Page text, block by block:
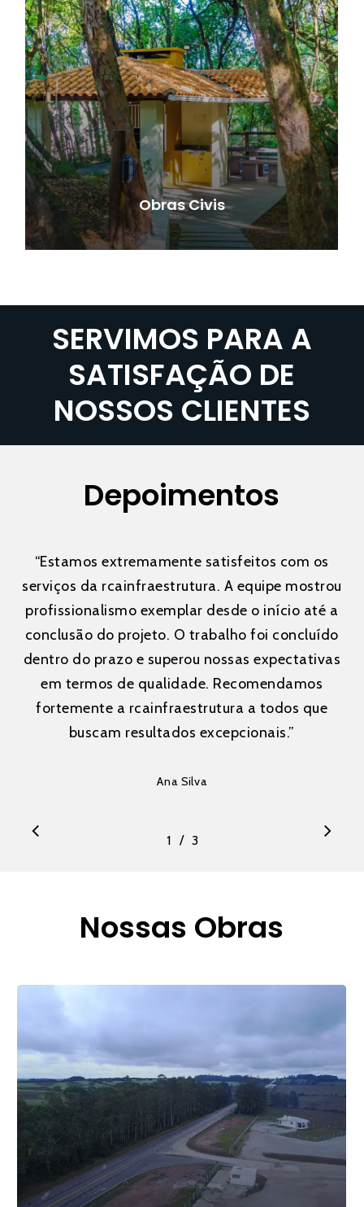
Obras Civis
SERVIMOS PARA A
SATISFAÇÃO DE
NOSSOS CLIENTES
Depoimentos
“Estamos extremamente satisfeitos com os
serviços da rcainfraestrutura. A equipe mostrou
profissionalismo exemplar desde o início até a
conclusão do projeto. O trabalho foi concluído
dentro do prazo e superou nossas expectativas
em termos de qualidade. Recomendamos
fortemente a rcainfraestrutura a todos que
buscam resultados excepcionais.”
Ana Silva
1 2 3
/ 3
Nossas Obras